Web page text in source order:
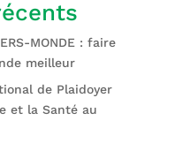
MONDE : faire
meilleur
de Plaidoyer
et la Santé au